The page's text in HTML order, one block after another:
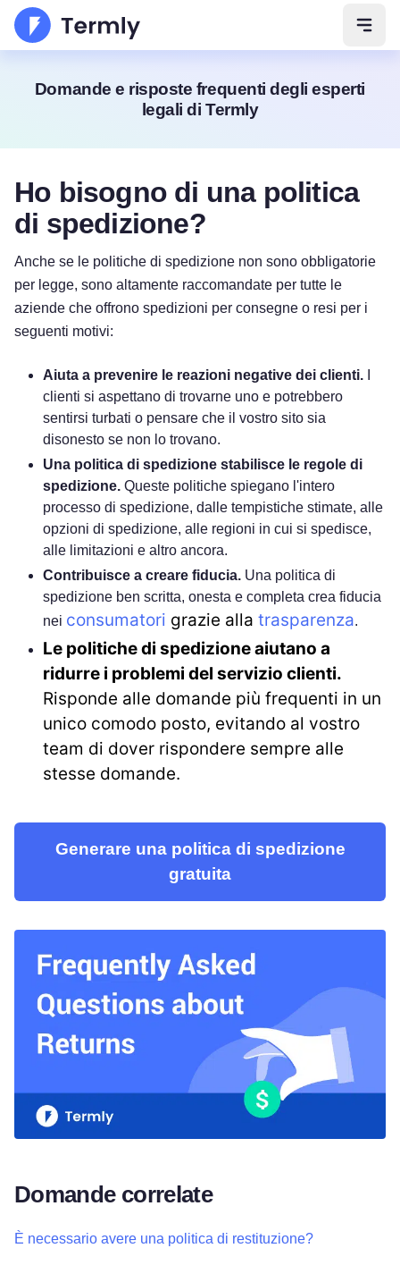
Apri
Domande e risposte frequenti degli esperti
legali di Termly
Ho bisogno di una politica
di spedizione?
Anche se le politiche di spedizione non sono obbligatorie
per legge, sono altamente raccomandate per tutte le
aziende che offrono spedizioni per consegne o resi per i
seguenti motivi:
Aiuta a prevenire le reazioni negative dei clienti.
clienti si aspettano di trovarne uno e potrebbero
sentirsi turbati o pensare che il vostro sito sia
disonesto se non lo trovano.
Una politica di spedizione stabilisce le regole di
spedizione. Queste politiche spiegano l'intero
processo di spedizione, dalle tempistiche stimate, alle
opzioni di spedizione, alle regioni in cui si spedisce,
alle limitazioni e altro ancora.
Contribuisce a creare fiducia. Una politica di
spedizione ben scritta, onesta e completa crea fiducia
nei consumatori grazie alla trasparenza.
Le politiche di spedizione aiutano a
ridurre i problemi del servizio clienti.
Risponde alle domande più frequenti in un
unico comodo posto, evitando al vostro
team di dover rispondere sempre alle
stesse domande.
Generare una politica di spedizione
gratuita
Domande correlate
È necessario avere una politica di restituzione?